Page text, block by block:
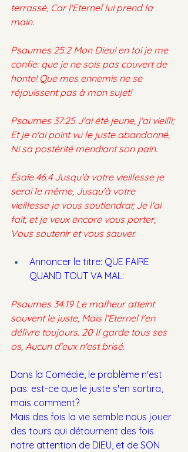
terrassé, Car l'Eternel lui prend la
main.
Psaumes 25:2 Mon Dieu! en toi je me
confie: que je ne sois pas couvert de
honte! Que mes ennemis ne se
réjouissent pas à mon sujet!
Psaumes 37:25 J'ai été jeune, j'ai vieilli;
Et je n'ai point vu le juste abandonné,
Ni sa postérité mendiant son pain.
Ésaïe 46:4 Jusqu'à votre vieillesse je
serai le même, Jusqu'à votre
vieillesse je vous soutiendrai; Je l'ai
fait, et je veux encore vous porter,
Vous soutenir et vous sauver.
Annoncer le titre: QUE FAIRE
QUAND TOUT VA MAL:
Psaumes 34:19 Le malheur atteint
souvent le juste, Mais l'Eternel l'en
délivre toujours. 20 Il garde tous ses
os, Aucun d'eux n'est brisé.
Dans la Comédie, le problème n'est
pas: est-ce que le juste s'en sortira,
mais comment?
Mais des fois la vie semble nous jouer
des tours qui détournent des fois
notre attention de DIEU, et de SON